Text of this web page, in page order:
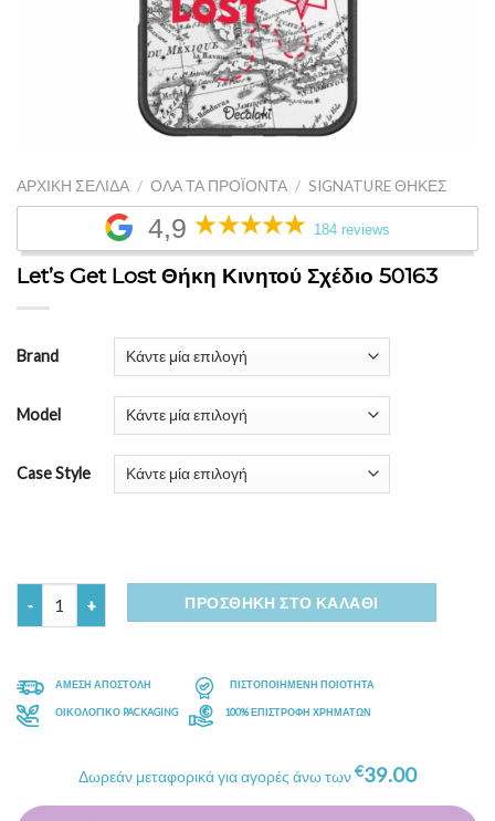
ΑΡΧΙΚΉ ΣΕΛΊΔΑ / ΌΛΑ ΤΑ ΠΡΟΪΌΝΤΑ / SIGNATURE ΘΉΚΕΣ
4,9 184 reviews
Let’s Get Lost Θήκη Κινητού Σχέδιο 50163
Brand
Model
Case Style
Ποσότητα ΠΡΟΣΘΉΚΗ ΣΤΟ ΚΑΛΆΘΙ
ΑΜΕΣΗ ΑΠΟΣΤΟΛΗ ΠΙΣΤΟΠΟΙΗΜΕΝΗ ΠΟΙΟΤΗΤΑ
ΟΙΚΟΛΟΓΙΚΟ PACKAGING 100% ΕΠΙΣΤΡΟΦΗ ΧΡΗΜΑΤΩΝ
Δωρεάν μεταφορικά για αγορές άνω των€39.00